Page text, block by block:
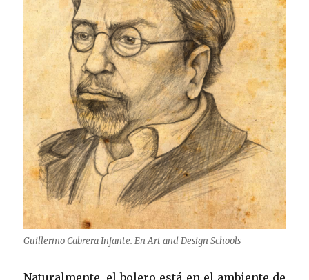
Guillermo Cabrera Infante. En Art and Design Schools
Naturalmente, el bolero está en el ambiente de